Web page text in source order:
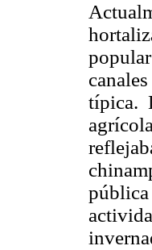
típica.